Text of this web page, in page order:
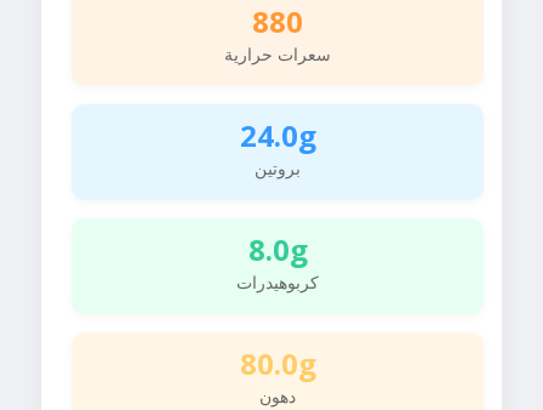
880
سعرات حرارية
24.0g
بروتين
8.0g
كربوهيدرات
80.0g
دهون